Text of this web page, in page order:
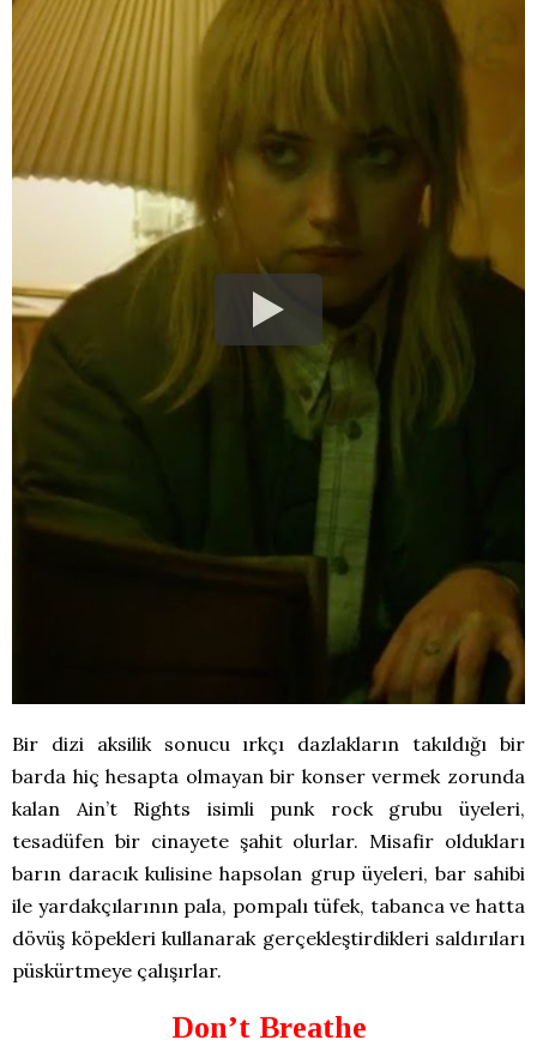
Bir dizi aksilik sonucu ırkçı dazlakların takıldığı bir
barda hiç hesapta olmayan bir konser vermek zorunda
kalan Ain’t Rights isimli punk rock grubu üyeleri,
tesadüfen bir cinayete şahit olurlar. Misafir oldukları
barın daracık kulisine hapsolan grup üyeleri, bar sahibi
ile yardakçılarının pala, pompalı tüfek, tabanca ve hatta
dövüş köpekleri kullanarak gerçekleştirdikleri saldırıları
püskürtmeye çalışırlar.
Don’t Breathe